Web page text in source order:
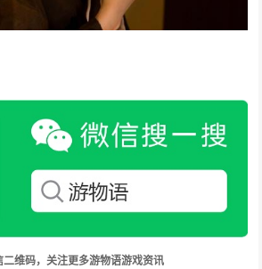
二维码，关注更多游物语游戏资讯